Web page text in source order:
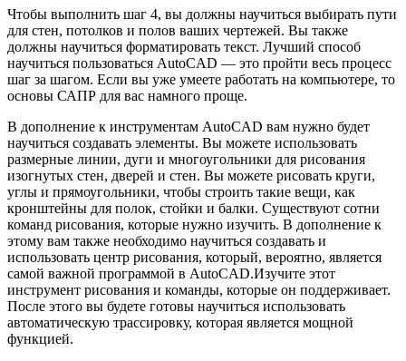
Чтобы выполнить шаг 4, вы должны научиться выбирать пути
для стен, потолков и полов ваших чертежей. Вы также
должны научиться форматировать текст. Лучший способ
научиться пользоваться AutoCAD — это пройти весь процесс
шаг за шагом. Если вы уже умеете работать на компьютере, то
основы САПР для вас намного проще.
В дополнение к инструментам AutoCAD вам нужно будет
научиться создавать элементы. Вы можете использовать
размерные линии, дуги и многоугольники для рисования
изогнутых стен, дверей и стен. Вы можете рисовать круги,
углы и прямоугольники, чтобы строить такие вещи, как
кронштейны для полок, стойки и балки. Существуют сотни
команд рисования, которые нужно изучить. В дополнение к
этому вам также необходимо научиться создавать и
использовать центр рисования, который, вероятно, является
самой важной программой в AutoCAD.Изучите этот
инструмент рисования и команды, которые он поддерживает.
После этого вы будете готовы научиться использовать
автоматическую трассировку, которая является мощной
функцией.